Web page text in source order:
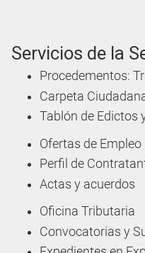
Servicios de la
Procedementos:
Carpeta
Tablón de Edictos
Ofertas de Empleo
Perfil de
Actas y acuerdos
Oficina Tributaria
Convocatorias y